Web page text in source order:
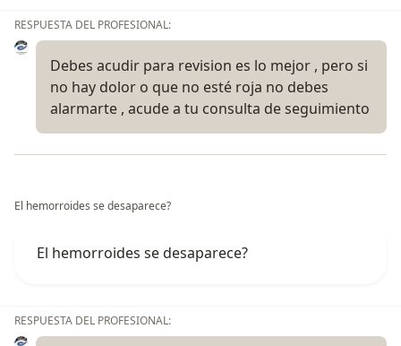
RESPUESTA DEL PROFESIONAL:
Debes acudir para revision es lo mejor , pero si
no hay dolor o que no esté roja no debes
alarmarte , acude a tu consulta de seguimiento
El hemorroides se desaparece?
El hemorroides se desaparece?
RESPUESTA DEL PROFESIONAL: